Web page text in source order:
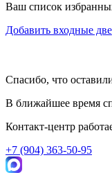
Ваш список
Добавить входные
Спасибо, что
В ближайшее время
Контакт-центр
+7 (904) 363-50-95